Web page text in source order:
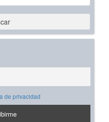
de privacidad